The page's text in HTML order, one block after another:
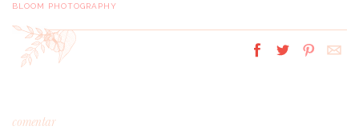
BLOOM PHOTOGRAPHY
comentar